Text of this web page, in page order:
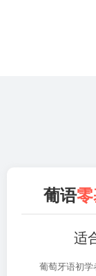
葡语
适
葡萄牙语初